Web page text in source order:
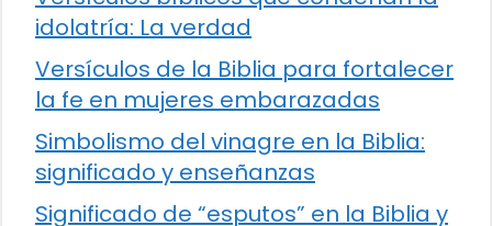
idolatría: La verdad
Versículos de la Biblia para fortalecer
la fe en mujeres embarazadas
Simbolismo del vinagre en la Biblia:
significado y enseñanzas
Significado de “esputos” en la Biblia y